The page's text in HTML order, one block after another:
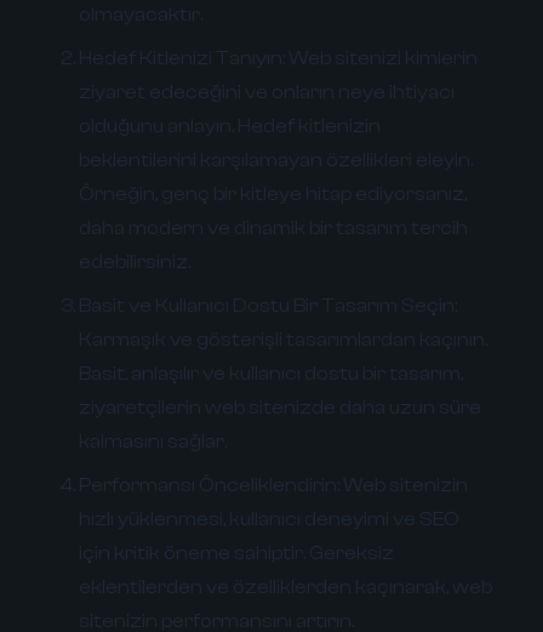
olmayacaktır.
Hedef Kitlenizi Tanıyın: Web sitenizi kimlerin
ziyaret edeceğini ve onların neye ihtiyacı
olduğunu anlayın. Hedef kitlenizin
beklentilerini karşılamayan özellikleri eleyin.
Örneğin, genç bir kitleye hitap ediyorsanız,
daha modern ve dinamik bir tasarım tercih
edebilirsiniz.
Basit ve Kullanıcı Dostu Bir Tasarım Seçin:
Karmaşık ve gösterişli tasarımlardan kaçının.
Basit, anlaşılır ve kullanıcı dostu bir tasarım,
ziyaretçilerin web sitenizde daha uzun süre
kalmasını sağlar.
Performansı Önceliklendirin: Web sitenizin
hızlı yüklenmesi, kullanıcı deneyimi ve SEO
için kritik öneme sahiptir. Gereksiz
eklentilerden ve özelliklerden kaçınarak, web
sitenizin performansını artırın.